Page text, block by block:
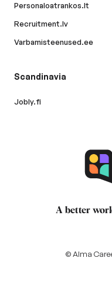
Personaloatrankos.lt
Recruitment.lv
Varbamisteenused.ee
Scandinavia
Jobly.fi
A better
© Alma